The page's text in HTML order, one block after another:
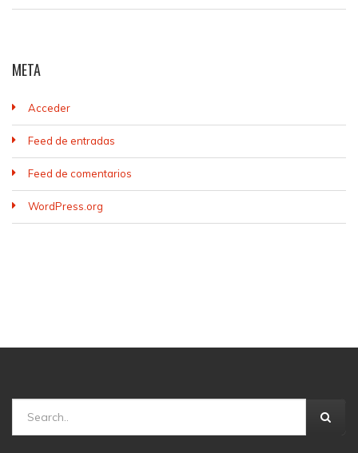
META
Acceder
Feed de entradas
Feed de comentarios
WordPress.org